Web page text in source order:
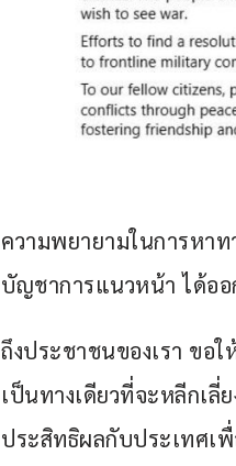
ความพยายามในการหา
บัญชาการแนวหน้า ได้ออ
ถึงประชาชนของเรา ขอ
เป็นทางเดียวที่จะหลีกเลี่
ประสิทธิผลกับประเทศเ